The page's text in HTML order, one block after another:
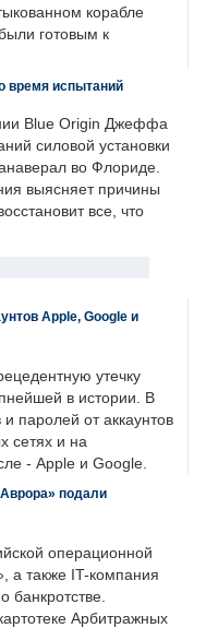
корабле
готовым к
время испытаний
Blue Origin Джеффа
силовой установки
во Флориде.
выясняет причины
все, что
Apple, Google и
утечку
в истории. В
паролей от аккаунтов
сетях и на
- Apple и Google.
подали
операционной
а также IT-компания
Арбитражных